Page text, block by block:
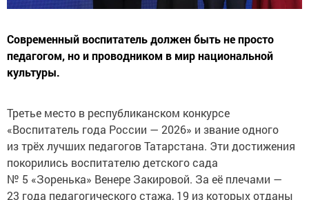
Современный воспитатель должен быть не просто
педагогом, но и проводником в мир национальной
культуры.
Третье место в республиканском конкурсе
«Воспитатель года России — 2026» и звание одного
из трёх лучших педагогов Татарстана. Эти достижения
покорились воспитателю детского сада
№ 5 «Зоренька» Венере Закировой. За её плечами —
23 года педагогического стажа, 19 из которых отданы